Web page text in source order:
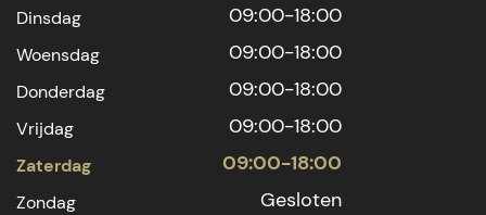
Dinsdag 09:00-18:00
Woensdag 09:00-18:00
Donderdag 09:00-18:00
Vrijdag 09:00-18:00
Zaterdag 09:00-18:00
Zondag Gesloten